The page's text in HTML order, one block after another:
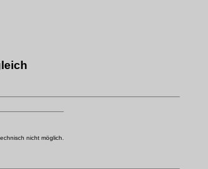
nicht möglich.